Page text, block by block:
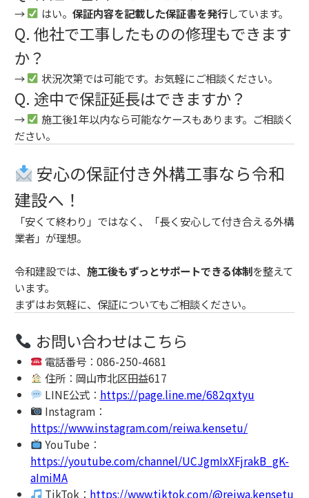
→ はい。 保証内容を記載した保証書を発行しています。
Q. 他社で工事したものの修理もできます
か？
→ 状況次第では可能です。お気軽にご相談ください。
Q. 途中で保証延長はできますか？
→
施工後1年以内なら可能なケースもあります。ご相談く
ださい。
安心の保証付き外構工事なら令和
建設へ！
「安くて終わり」ではなく、「長く安心して付き合える外構
業者」が理想。
令和建設では、 施工後もずっとサポートできる体制を整えて
います。
まずはお気軽に、保証についてもご相談ください。
お問い合わせはこちら
電話番号：086-250-4681
住所：岡山市北区田益617
LINE公式： https://page.line.me/682qxtyu
Instagram：
https://www.instagram.com/reiwa.kensetu/
YouTube：
https://youtube.com/channel/UCJgmIxXFjrakB_gK-
aImiMA
TikTok： https://www.tiktok.com/@reiwa.kensetu